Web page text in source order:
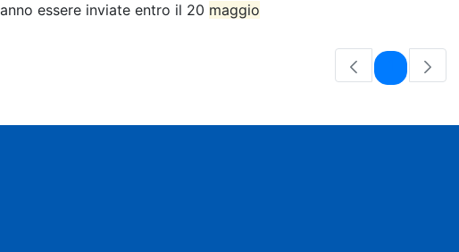
essere inviate entro il 20 maggio
Pagina